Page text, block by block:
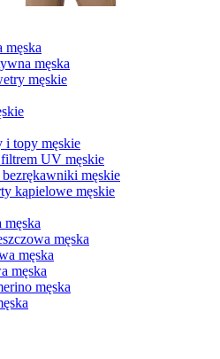
męska
męska
męskie
i topy męskie
UV męskie
męskie
kąpielowe męskie
męska
męska
męska
męska
męska